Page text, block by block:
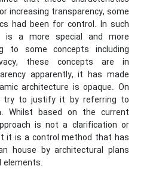
increasing transparency, some
had been for control. In such
is a more special and more
to some concepts including
these concepts are in
apparently, it has made
architecture is opaque. On
try to justify it by referring to
Whilst based on the current
is not a clarification or
it is a control method that has
house by architectural plans
elements.